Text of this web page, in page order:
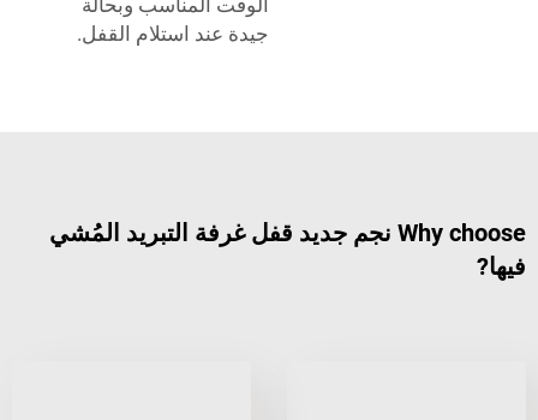
جيدة عند استلام القفل.
Why choose نجم جديد قفل غرفة التبريد المُشي